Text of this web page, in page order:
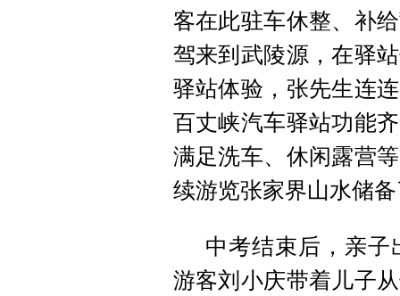
客在此驻车休整、补
驾来到武陵源，在驿
驿站体验，张先生连
百丈峡汽车驿站功能
满足洗车、休闲露营
续游览张家界山水储
中考结束后，亲
游客刘小庆带着儿子